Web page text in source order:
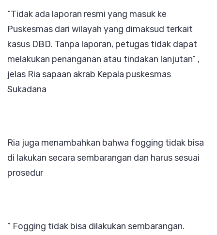
“Tidak ada laporan resmi yang masuk ke
Puskesmas dari wilayah yang dimaksud terkait
kasus DBD. Tanpa laporan, petugas tidak dapat
melakukan penanganan atau tindakan lanjutan” ,
jelas Ria sapaan akrab Kepala puskesmas
Sukadana
Ria juga menambahkan bahwa fogging tidak bisa
di lakukan secara sembarangan dan harus sesuai
prosedur
” ⁠Fogging tidak bisa dilakukan sembarangan.